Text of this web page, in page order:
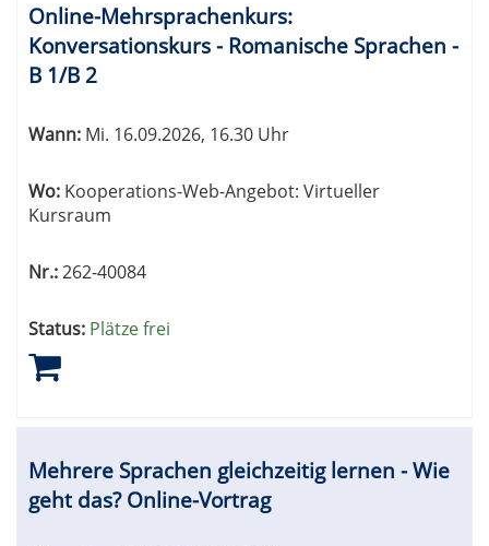
Online-Mehrsprachenkurs:
Konversationskurs - Romanische Sprachen -
B 1/B 2
Wann: Mi. 16.09.2026, 16.30 Uhr
Wo: Kooperations-Web-Angebot: Virtueller
Kursraum
Nr.:262-40084
Status: Plätze frei
Mehrere Sprachen gleichzeitig lernen - Wie
geht das? Online-Vortrag